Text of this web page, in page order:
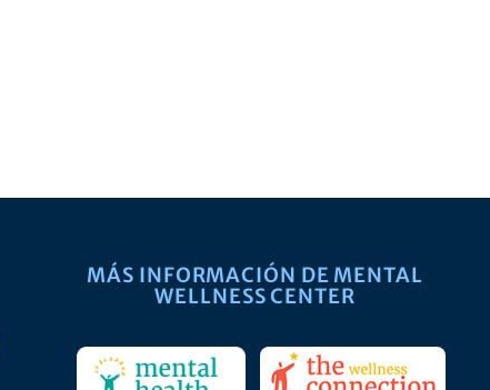
MÁS INFORMACIÓN DE MENTAL
WELLNESS CENTER